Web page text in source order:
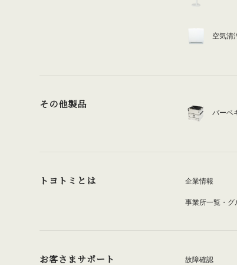
空気清
その他製品
バーベ
トヨトミとは 企業情報
事業所一覧・グ
お客さまサポート 故障確認